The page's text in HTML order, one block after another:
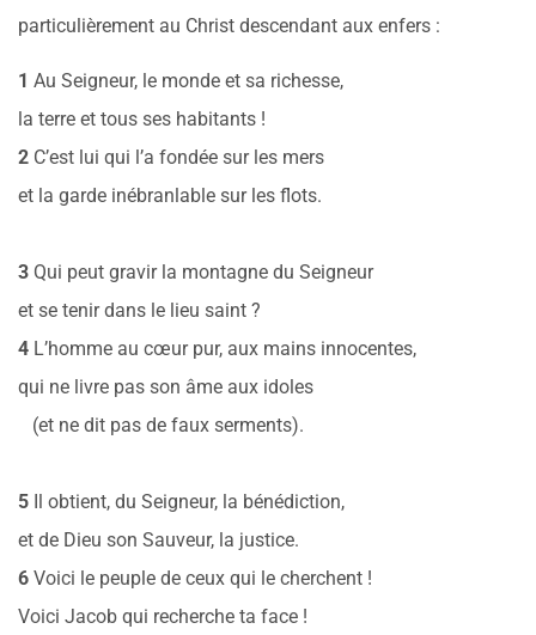
particulièrement au Christ descendant aux enfers :
1 Au Seigneur, le monde et sa richesse,
la terre et tous ses habitants !
2 C’est lui qui l’a fondée sur les mers
et la garde inébranlable sur les flots.
3 Qui peut gravir la montagne du Seigneur
et se tenir dans le lieu saint ?
4 L’homme au cœur pur, aux mains innocentes,
qui ne livre pas son âme aux idoles
(et ne dit pas de faux serments).
5 Il obtient, du Seigneur, la bénédiction,
et de Dieu son Sauveur, la justice.
6 Voici le peuple de ceux qui le cherchent !
Voici Jacob qui recherche ta face !